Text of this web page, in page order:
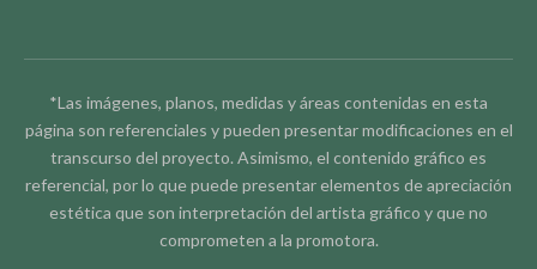
*Las imágenes, planos, medidas y áreas contenidas en esta
página son referenciales y pueden presentar modificaciones en el
transcurso del proyecto. Asimismo, el contenido gráfico es
referencial, por lo que puede presentar elementos de apreciación
estética que son interpretación del artista gráfico y que no
comprometen a la promotora.